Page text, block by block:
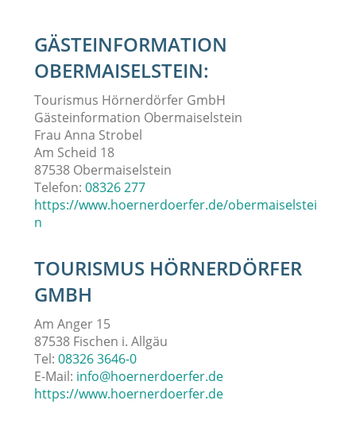
GÄSTEINFORMATION
OBERMAISELSTEIN:
Tourismus Hörnerdörfer GmbH
Gästeinformation Obermaiselstein
Frau Anna Strobel
Am Scheid 18
87538 Obermaiselstein
Telefon: 08326 277
https://www.hoernerdoerfer.de/obermaiselstei
n
TOURISMUS HÖRNERDÖRFER
GMBH
Am Anger 15
87538 Fischen i. Allgäu
Tel: 08326 3646-0
E-Mail: info@hoernerdoerfer.de
https://www.hoernerdoerfer.de